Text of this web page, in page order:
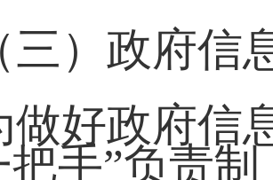
三）政府信
做好政府信
把手”负责